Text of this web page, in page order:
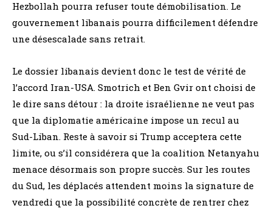
Hezbollah pourra refuser toute démobilisation. Le
gouvernement libanais pourra difficilement défendre
une désescalade sans retrait.
Le dossier libanais devient donc le test de vérité de
l’accord Iran-USA. Smotrich et Ben Gvir ont choisi de
le dire sans détour : la droite israélienne ne veut pas
que la diplomatie américaine impose un recul au
Sud-Liban. Reste à savoir si Trump acceptera cette
limite, ou s’il considérera que la coalition Netanyahu
menace désormais son propre succès. Sur les routes
du Sud, les déplacés attendent moins la signature de
vendredi que la possibilité concrète de rentrer chez